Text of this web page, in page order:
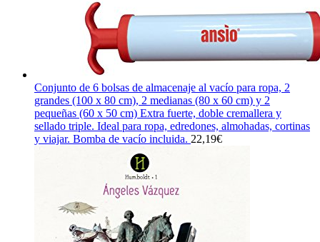
Conjunto de 6 bolsas de almacenaje al vacío para ropa, 2
grandes (100 x 80 cm), 2 medianas (80 x 60 cm) y 2
pequeñas (60 x 50 cm) Extra fuerte, doble cremallera y
sellado triple. Ideal para ropa, edredones, almohadas, cortinas
y viajar. Bomba de vacío incluida. 22,19€